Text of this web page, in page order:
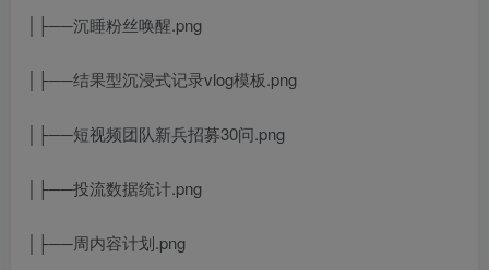
│├──沉睡粉丝唤醒.png
│├──结果型沉浸式记录vlog模板.png
│├──短视频团队新兵招募30问.png
│├──投流数据统计.png
│├──周内容计划.png